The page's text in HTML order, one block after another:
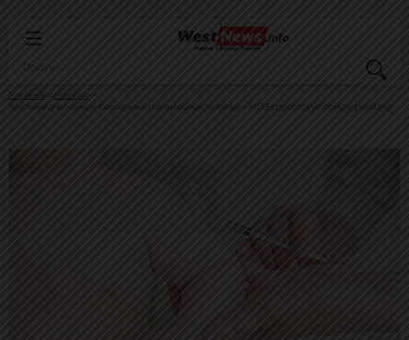
Головна
Новини
Алюміній у вакцинах безпечний і не викликає аутизму – МОЗ спростовує популярний міф